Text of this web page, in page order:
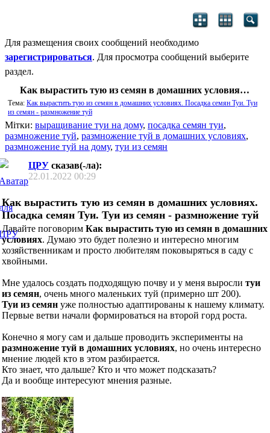
Для размещения своих сообщений необходимо
зарегистрироваться. Для просмотра сообщений выберите
раздел.
Как вырастить тую из семян в домашних условиях. Посадка семян Туи. Туи из семян - размножение туй
Тема: Как вырастить тую из семян в домашних условиях. Посадка семян Туи. Туи
из семян - размножение туй
Мітки: выращивание туи на дому, посадка семян туи,
размножение туй, размножение туй в домашних условиях,
размножение туй на дому, туи из семян
ЦРУ сказав(-ла):
22.01.2022 00:29
Как вырастить тую из семян в домашних условиях.
Посадка семян Туи. Туи из семян - размножение туй
Давайте поговорим Как вырастить тую из семян в домашних
условиях. Думаю это будет полезно и интересно многим
хозяйственникам и просто любителям поковыряться в саду с
хвойными.
Мне удалось создать подходящую почву и у меня выросли туи
из семян, очень много маленьких туй (примерно шт 200).
Туи из семян уже полностью адаптированы к нашему климату.
Первые ветви начали формироваться на второй горд роста.
Конечно я могу сам и дальше проводить эксперименты на
размножение туй в домашних условиях, но очень интересно
мнение людей кто в этом разбирается.
Кто знает, что дальше? Кто и что может подсказать?
Да и вообще интересуют мнения разные.